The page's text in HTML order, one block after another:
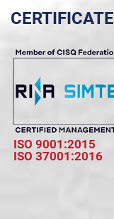
CERTIFICATE
ISO 9001:2015
ISO 37001:2016